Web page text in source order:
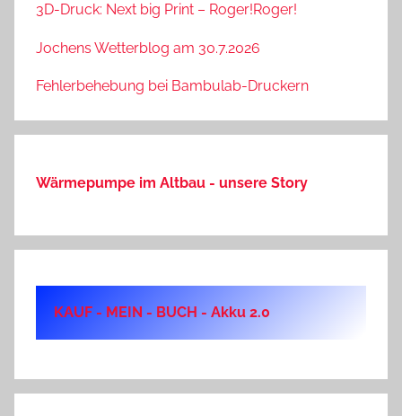
3D-Druck: Next big Print – Roger!Roger!
Jochens Wetterblog am 30.7.2026
Fehlerbehebung bei Bambulab-Druckern
Wärmepumpe im Altbau - unsere Story
KAUF - MEIN - BUCH - Akku 2.0